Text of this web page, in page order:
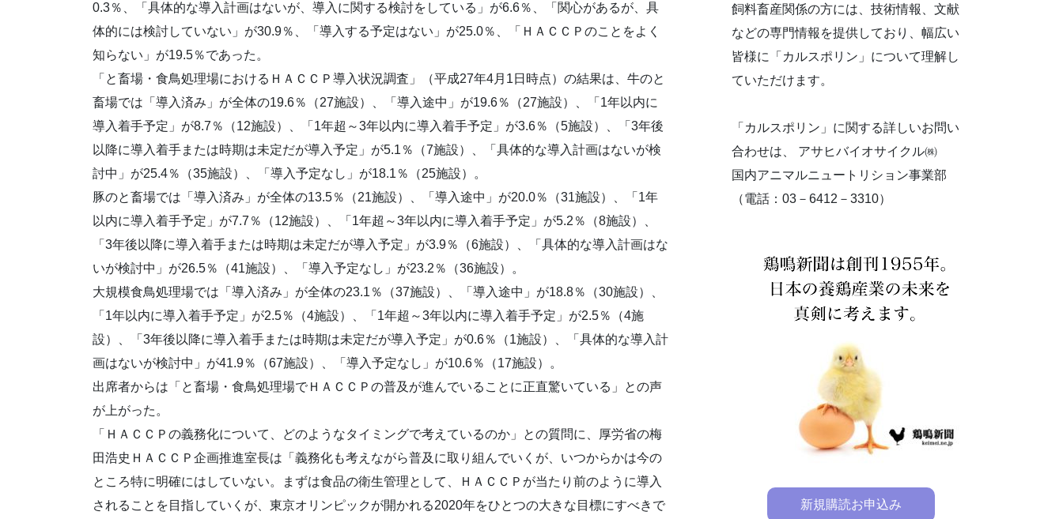
0.3％、「具体的な導入計画はないが、導入に関する検討をしている」が6.6％、「関心があるが、具
体的には検討していない」が30.9％、「導入する予定はない」が25.0％、「ＨＡＣＣＰのことをよく
知らない」が19.5％であった。
「と畜場・食鳥処理場におけるＨＡＣＣＰ導入状況調査」（平成27年4月1日時点）の結果は、牛のと
畜場では「導入済み」が全体の19.6％（27施設）、「導入途中」が19.6％（27施設）、「1年以内に
導入着手予定」が8.7％（12施設）、「1年超～3年以内に導入着手予定」が3.6％（5施設）、「3年後
以降に導入着手または時期は未定だが導入予定」が5.1％（7施設）、「具体的な導入計画はないが検
討中」が25.4％（35施設）、「導入予定なし」が18.1％（25施設）。
豚のと畜場では「導入済み」が全体の13.5％（21施設）、「導入途中」が20.0％（31施設）、「1年
以内に導入着手予定」が7.7％（12施設）、「1年超～3年以内に導入着手予定」が5.2％（8施設）、
「3年後以降に導入着手または時期は未定だが導入予定」が3.9％（6施設）、「具体的な導入計画はな
いが検討中」が26.5％（41施設）、「導入予定なし」が23.2％（36施設）。
大規模食鳥処理場では「導入済み」が全体の23.1％（37施設）、「導入途中」が18.8％（30施設）、
「1年以内に導入着手予定」が2.5％（4施設）、「1年超～3年以内に導入着手予定」が2.5％（4施
設）、「3年後以降に導入着手または時期は未定だが導入予定」が0.6％（1施設）、「具体的な導入計
画はないが検討中」が41.9％（67施設）、「導入予定なし」が10.6％（17施設）。
出席者からは「と畜場・食鳥処理場でＨＡＣＣＰの普及が進んでいることに正直驚いている」との声
が上がった。
「ＨＡＣＣＰの義務化について、どのようなタイミングで考えているのか」との質問に、厚労省の梅
田浩史ＨＡＣＣＰ企画推進室長は「義務化も考えながら普及に取り組んでいくが、いつからかは今の
ところ特に明確にはしていない。まずは食品の衛生管理として、ＨＡＣＣＰが当たり前のように導入
されることを目指していくが、東京オリンピックが開かれる2020年をひとつの大きな目標にすべきで
飼料畜産関係の方には、技術情報、文献
などの専門情報を提供しており、幅広い
皆様に「カルスポリン」について理解し
ていただけます。
「カルスポリン」に関する詳しいお問い
合わせは、 アサヒバイオサイクル㈱
国内アニマルニュートリション事業部
（電話：03－6412－3310）
新規購読お申込み